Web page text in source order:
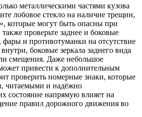
металлическими частями кузова
лобовое стекло на наличие трещин,
которые могут быть опасны при
проверьте заднее и боковые
фары и противотуманки на отсутствие
боковые зеркала заднего вида
смещения. Даже небольшое
привести к дополнительным
проверить номерные знаки, которые
читаемыми и надёжно
состояние напрямую влияет на
правил дорожного движения во